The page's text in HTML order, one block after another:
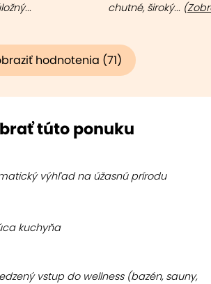
chutné, široký... (
hodnotenia (71)
túto ponuku
výhľad na úžasnú prírodu
kuchyňa
vstup do wellness (bazén, sauny,